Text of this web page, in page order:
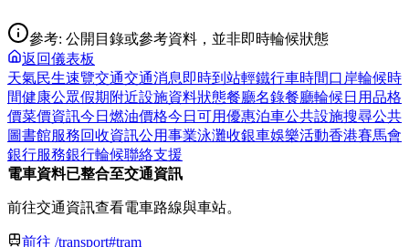
參考: 公開目錄或參考資料，並非即時輪候狀態
返回儀表板
天氣民生速覽交通交通消息 即時到站輕鐵行車時間口岸輪候時
間健康公眾假期 附近設施資料狀態餐廳名錄餐廳輪候日用品格
價菜價資訊今日燃油價格今日可用優惠泊車公共設施搜尋公共
圖書館服務回收資訊公用事業泳灘收銀車娛樂活動香港賽馬會
銀行服務銀行輪候聯絡支援
電車資料已整合至交通資訊
前往交通資訊查看電車路線與車站。
前往 /transport#tram